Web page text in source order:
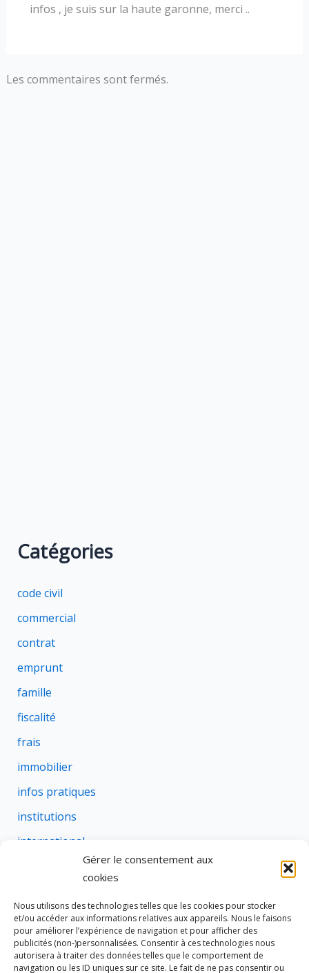
Gérer le consentement aux
cookies
Nous utilisons des technologies telles que les cookies pour stocker
et/ou accéder aux informations relatives aux appareils. Nous le faisons
pour améliorer l’expérience de navigation et pour afficher des
publicités (non-)personnalisées. Consentir à ces technologies nous
autorisera à traiter des données telles que le comportement de
navigation ou les ID uniques sur ce site. Le fait de ne pas consentir ou
infos , je suis sur la haute garonne, merci ..
Les commentaires sont fermés.
Catégories
code civil
commercial
contrat
emprunt
famille
fiscalité
frais
immobilier
infos pratiques
institutions
international
rural
social
succession